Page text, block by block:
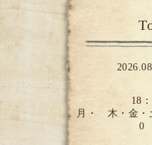
18
月・ 木・金・
0